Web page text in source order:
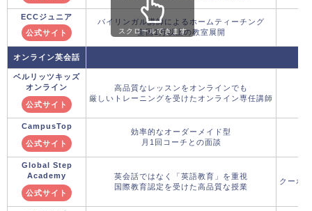
ECCジュニア
公式サイト
バイリンガル講師によるホームティーチング
全国1万以上の教室展開
オンライン英会話
ベルリッツキッズ
オンライン
公式サイト
高品質なレッスンをオンラインでも
厳しいトレーニングを受けたオンライン専任講師
CampusTop
公式サイト
効率的なオーダーメイド型
月1回コーチとの面談
Global Step
Academy
公式サイト
英会話ではなく「英語教育」を重視
国際教育認定を受けた高品質な授業
クーポ
スクロールできます